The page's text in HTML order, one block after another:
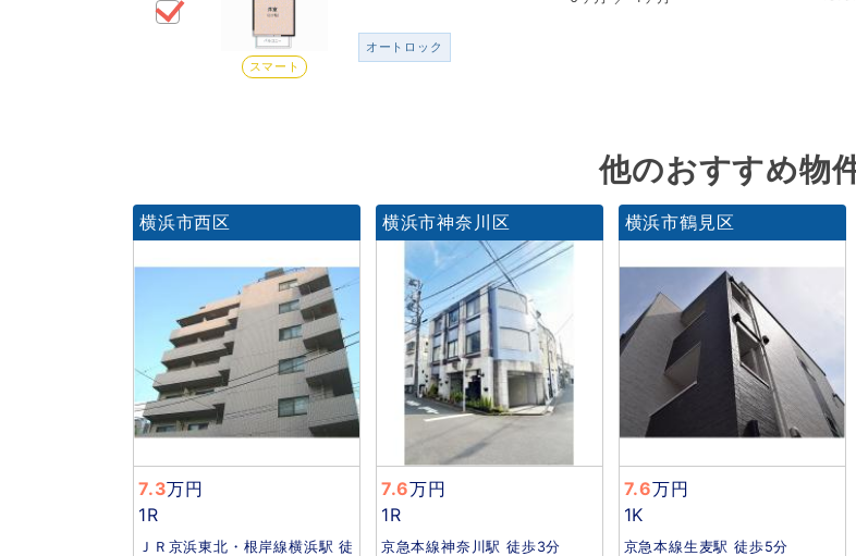
スマート
オートロック
他のおすすめ物
横浜市西区
7.3万円
1R
ＪＲ京浜東北・根岸線横浜駅 徒
横浜市神奈川区
7.6万円
1R
京急本線神奈川駅 徒歩3分
横浜市鶴見区
7.6万円
1K
京急本線生麦駅 徒歩5分